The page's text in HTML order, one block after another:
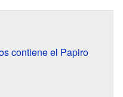
contiene el Papiro